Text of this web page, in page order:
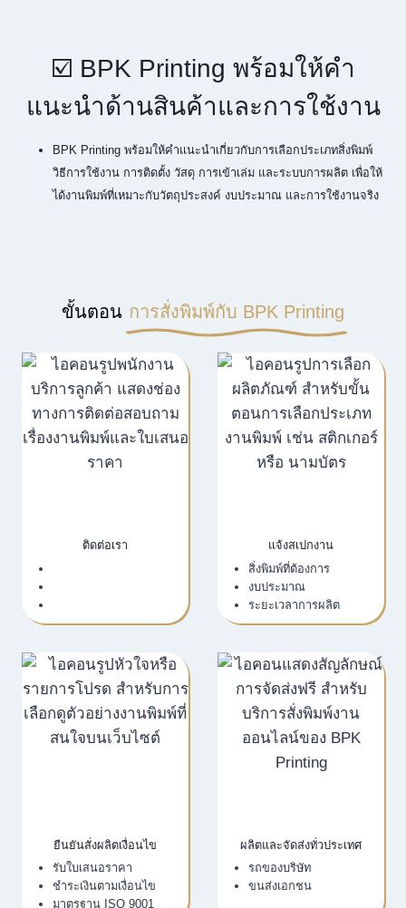
☑️ BPK Printing พร้อมให้คำ
แนะนำด้านสินค้าและการใช้งาน
BPK Printing พร้อมให้คำแนะนำเกี่ยวกับการเลือกประเภทสิ่งพิมพ์
วิธีการใช้งาน การติดตั้ง วัสดุ การเข้าเล่ม และระบบการผลิต เพื่อให้
ได้งานพิมพ์ที่เหมาะกับวัตถุประสงค์ งบประมาณ และการใช้งานจริง
ขั้นตอน การสั่งพิมพ์กับ BPK Printing
ติดต่อเรา
แจ้งสเปกงาน
สิ่งพิมพ์ที่ต้องการ
งบประมาณ
ระยะเวลาการผลิต
ยืนยันสั่งผลิตเงื่อนไข
รับใบเสนอราคา
ชำระเงินตามเงื่อนไข
มาตรฐาน ISO 9001
ผลิตและจัดส่งทั่วประเทศ
รถของบริษัท
ขนส่งเอกชน